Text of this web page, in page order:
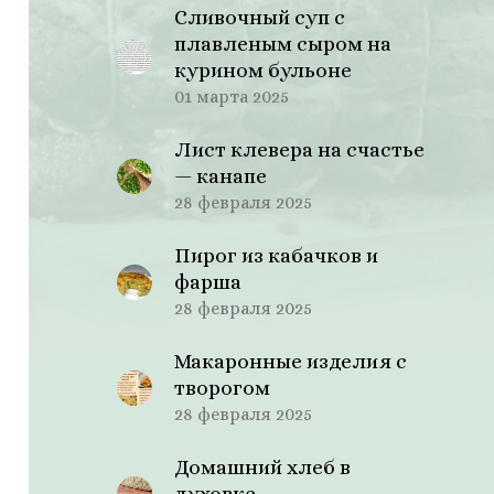
Сливочный суп с
плавленым сыром на
курином бульоне
01 марта 2025
Лист клевера на счастье
— канапе
28 февраля 2025
Пирог из кабачков и
фарша
28 февраля 2025
Макаронные изделия с
творогом
28 февраля 2025
Домашний хлеб в